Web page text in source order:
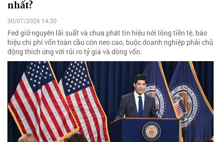
nhất?
30/07/2026 14:30
Fed giữ nguyên lãi suất và chưa phát tín hiệu nới lỏng tiền tệ, báo
hiệu chi phí vốn toàn cầu còn neo cao, buộc doanh nghiệp phải chủ
động thích ứng với rủi ro tỷ giá và dòng vốn.